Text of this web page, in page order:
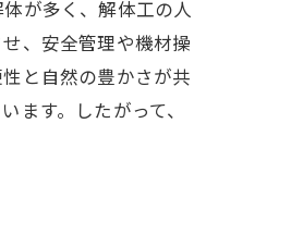
が多く、解体工の人
、安全管理や機材操
と自然の豊かさが共
す。したがって、